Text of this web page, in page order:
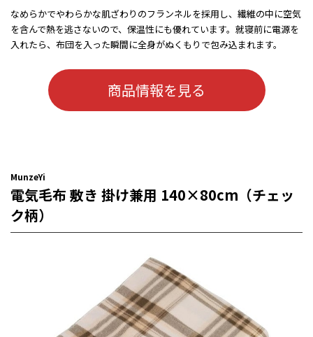
なめらかでやわらかな肌ざわりのフランネルを採用し、繊維の中に空気
を含んで熱を逃さないので、保温性にも優れています。就寝前に電源を
入れたら、布団を入った瞬間に全身がぬくもりで包み込まれます。
商品情報を見る
MunzeYi
電気毛布 敷き 掛け兼用 140×80cm（チェッ
ク柄）